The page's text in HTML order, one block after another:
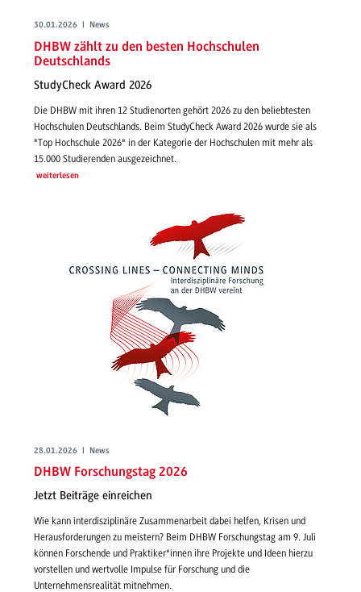
30.01.2026 | News
DHBW zählt zu den besten Hochschulen
Deutschlands
StudyCheck Award 2026
Die DHBW mit ihren 12 Studienorten gehört 2026 zu den beliebtesten
Hochschulen Deutschlands. Beim StudyCheck Award 2026 wurde sie als
"Top Hochschule 2026" in der Kategorie der Hochschulen mit mehr als
15.000 Studierenden ausgezeichnet.
weiterlesen
28.01.2026 | News
DHBW Forschungstag 2026
Jetzt Beiträge einreichen
Wie kann interdisziplinäre Zusammenarbeit dabei helfen, Krisen und
Herausforderungen zu meistern? Beim DHBW Forschungstag am 9. Juli
können Forschende und Praktiker*innen ihre Projekte und Ideen hierzu
vorstellen und wertvolle Impulse für Forschung und die
Unternehmensrealität mitnehmen.